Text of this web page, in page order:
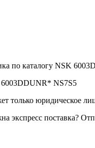
по каталогу NSK
6003DDUNR* NS7S5
юридическое
поставка?